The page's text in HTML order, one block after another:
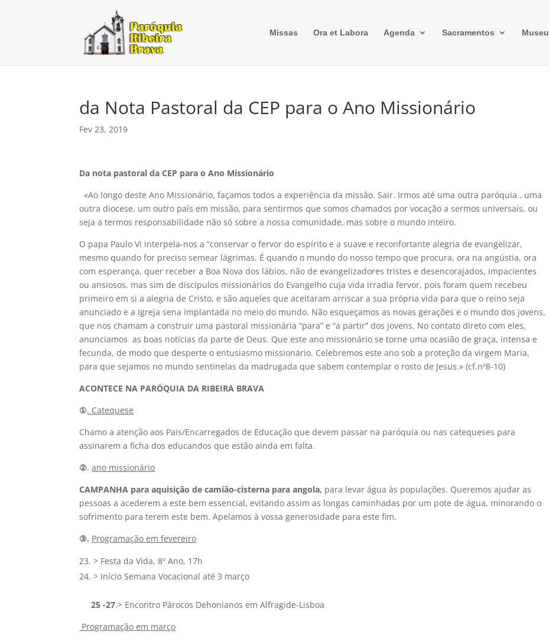
Missas Ora et Labora Agenda Sacramentos Museu
da Nota Pastoral da CEP para o Ano Missionário
Fev 23, 2019
Da nota pastoral da CEP para o Ano Missionário
«Ao longo deste Ano Missionário, façamos todos a experiência da missão. Sair. Irmos até uma outra paróquia , uma
outra diocese, um outro país em missão, para sentirmos que somos chamados por vocação a sermos universais, ou
seja a termos responsabilidade não só sobre a nossa comunidade, mas sobre o mundo inteiro.
O papa Paulo Vi interpela-nos a “conservar o fervor do espírito e a suave e reconfortante alegria de evangelizar,
mesmo quando for preciso semear lágrimas. É quando o mundo do nosso tempo que procura, ora na angústia, ora
com esperança, quer receber a Boa Nova dos lábios, não de evangelizadores tristes e desencorajados, impacientes
ou ansiosos, mas sim de discípulos missionários do Evangelho cuja vida irradia fervor, pois foram quem recebeu
primeiro em si a alegria de Cristo, e são aqueles que aceitaram arriscar a sua própria vida para que o reino seja
anunciado e a Igreja sena implantada no meio do mundo. Não esqueçamos as novas gerações e o mundo dos jovens,
que nos chamam a construir uma pastoral missionária “para” e “a partir” dos jovens. No contato direto com eles,
anunciamos as boas notícias da parte de Deus. Que este ano missionário se torne uma ocasião de graça, intensa e
fecunda, de modo que desperte o entusiasmo missionário. Celebremos este ano sob a proteção da virgem Maria,
para que sejamos no mundo sentinelas da madrugada que sabem contemplar o rosto de Jesus.» (cf.nº8-10)
ACONTECE NA PARÓQUIA DA RIBEIRA BRAVA
①. Catequese
Chamo a atenção aos Pais/Encarregados de Educação que devem passar na paróquia ou nas catequeses para
assinarem a ficha dos educandos que estão ainda em falta.
②.ano missionário
CAMPANHA para aquisição de camião-cisterna para angola, para levar água às populações. Queremos ajudar as
pessoas a acederem a este bem essencial, evitando assim as longas caminhadas por um pote de água, minorando o
sofrimento para terem este bem. Apelamos à vossa generosidade para este fim.
③. Programação em fevereiro
> Festa da Vida, 8º Ano, 17h
> Início Semana Vocacional até 3 março
25 -27.> Encontro Párocos Dehonianos em Alfragide-Lisboa
Programação em março